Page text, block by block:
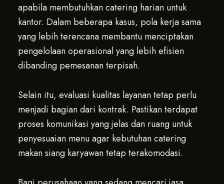
apabila membutuhkan catering harian untuk
kantor. Dalam beberapa kasus, pola kerja sama
yang lebih terencana membantu menciptakan
pengelolaan operasional yang lebih efisien
dibanding pemesanan terpisah.
Selain itu, evaluasi kualitas layanan tetap perlu
menjadi bagian dari kontrak. Pastikan terdapat
proses komunikasi yang jelas dan ruang untuk
penyesuaian menu agar kebutuhan catering
makan siang karyawan tetap terakomodasi.